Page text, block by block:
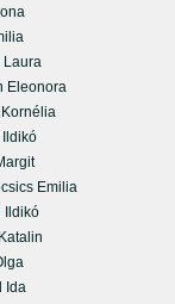
Eleonora
Emilia
Ida